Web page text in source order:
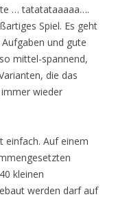
… tatatataaaaa….
Spiel. Es geht
und gute
mittel-spannend,
die das
wieder
einfach. Auf einem
kleinen
werden darf auf